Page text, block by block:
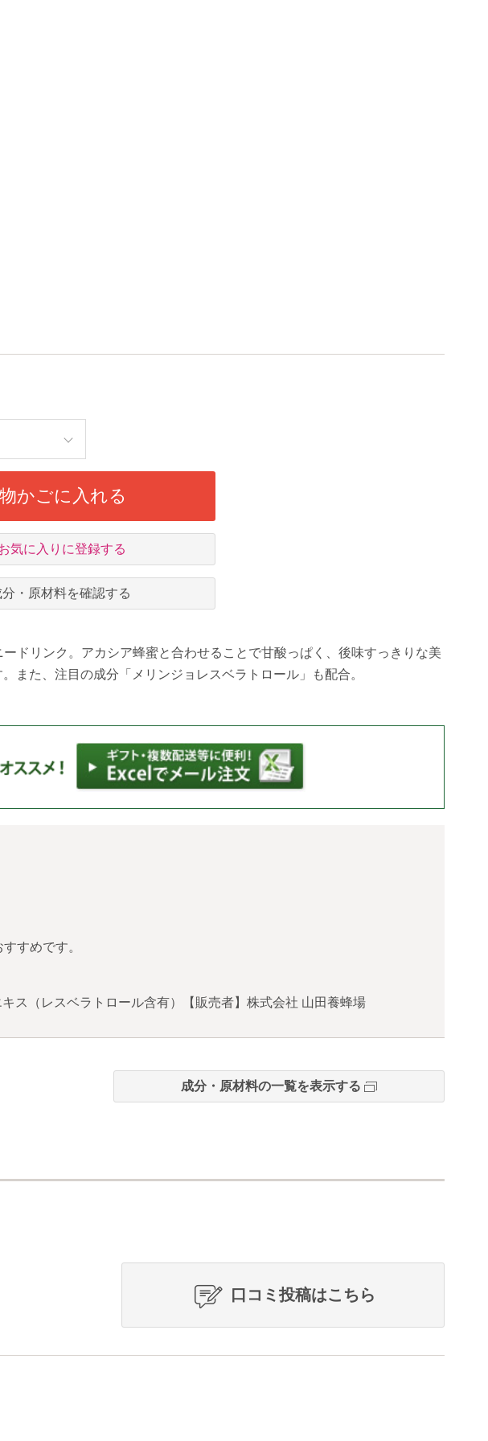
かごに入れる
気に入りに登録する
・原材料を確認する
ドリンク。アカシア蜂蜜と合わせることで甘酸っぱく、後味すっきりな美
また、注目の成分「メリンジョレスベラトロール」も配合。
すめです。
ス（レスベラトロール含有）【販売者】株式会社 山田養蜂場
成分・原材料の一覧を表示する
口コミ投稿はこちら